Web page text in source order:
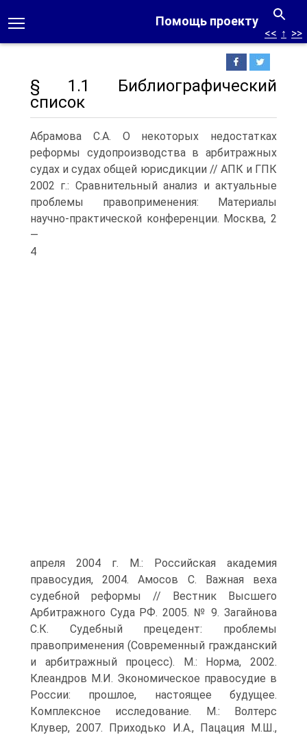
Помощь проекту
<< ↑ >>
§ 1.1 Библиографический
список
Абрамова С.А. О некоторых недостатках
реформы судопроизводства в арбитражных
судах и судах общей юрисдикции // АПК и ГПК
2002 г.: Сравнительный анализ и актуальные
проблемы правоприменения: Материалы
научно-практической конференции. Москва, 2
—
4
апреля 2004 г. М.: Российская академия
правосудия, 2004. Амосов С. Важная веха
судебной реформы // Вестник Высшего
Арбитражного Суда РФ. 2005. № 9. Загайнова
С.К. Судебный прецедент: проблемы
правоприменения (Современный гражданский
и арбитражный процесс). М.: Норма, 2002.
Клеандров М.И. Экономическое правосудие в
России: прошлое, настоящее будущее.
Комплексное исследование. М.: Волтерс
Клувер, 2007. Приходько И.А., Пацация М.Ш.,